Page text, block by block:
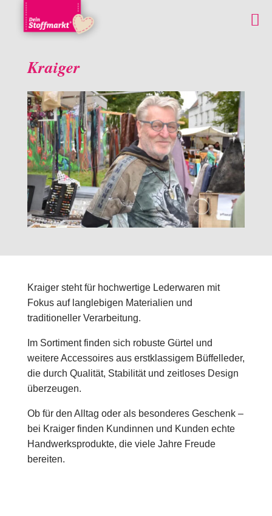
Kraiger
Kraiger steht für hochwertige Lederwaren mit
Fokus auf langlebigen Materialien und
traditioneller Verarbeitung.
Im Sortiment finden sich robuste Gürtel und
weitere Accessoires aus erstklassigem Büffelleder,
die durch Qualität, Stabilität und zeitloses Design
überzeugen.
Ob für den Alltag oder als besonderes Geschenk –
bei Kraiger finden Kundinnen und Kunden echte
Handwerksprodukte, die viele Jahre Freude
bereiten.